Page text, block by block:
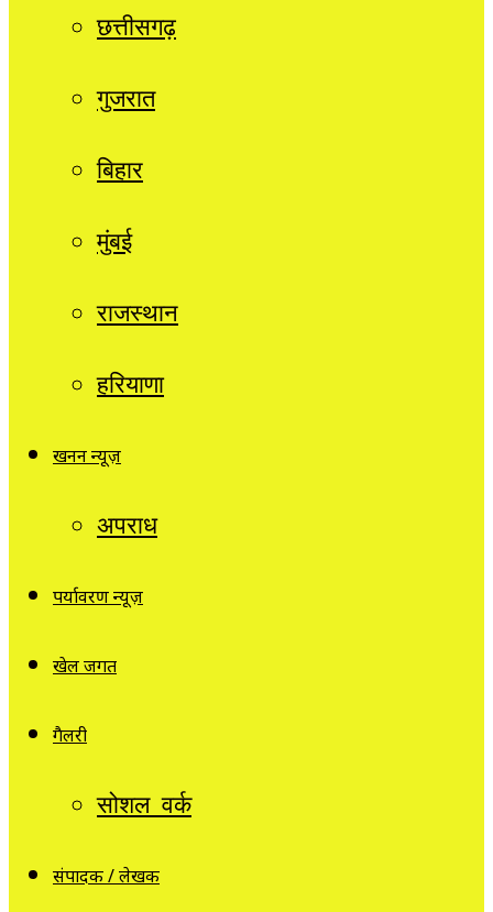
छत्तीसगढ़
गुजरात
बिहार
मुंबई
राजस्थान
हरियाणा
खनन न्यूज़
अपराध
पर्यावरण न्यूज़
खेल जगत
गैलरी
सोशल वर्क
संपादक / लेखक